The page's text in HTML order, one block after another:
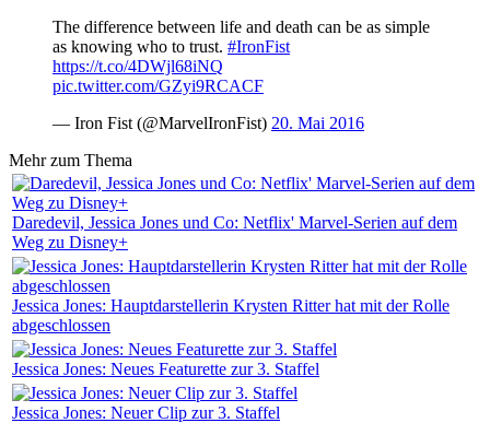
The difference between life and death can be as simple
as knowing who to trust. #IronFist
https://t.co/4DWjl68iNQ
pic.twitter.com/GZyi9RCACF
— Iron Fist (@MarvelIronFist) 20. Mai 2016
Mehr zum Thema
Daredevil, Jessica Jones und Co: Netflix' Marvel-Serien auf dem
Weg zu Disney+
Jessica Jones: Hauptdarstellerin Krysten Ritter hat mit der Rolle
abgeschlossen
Jessica Jones: Neues Featurette zur 3. Staffel
Jessica Jones: Neuer Clip zur 3. Staffel